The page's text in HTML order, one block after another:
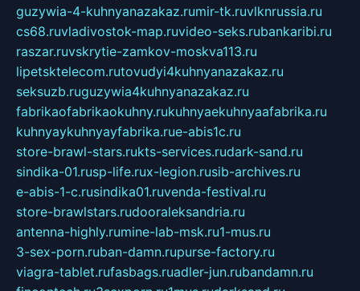
guzywia-4-kuhnyanazakaz.rumir-tk.ruvlknrussia.ru
cs68.ruvladivostok-map.ruvideo-seks.rubankaribi.ru
raszar.ruvskrytie-zamkov-moskva113.ru
lipetsktelecom.rutovudyi4kuhnyanazakaz.ru
seksuzb.ruguzywia4kuhnyanazakaz.ru
fabrikaofabrikaokuhny.rukuhnyaekuhnyaafabrika.ru
kuhnyaykuhnyayfabrika.rue-abis1c.ru
store-brawl-stars.rukts-services.rudark-sand.ru
sindika-01.rusp-life.rux-legion.rusib-archives.ru
e-abis-1-c.rusindika01.ruvenda-festival.ru
store-brawlstars.rudooraleksandria.ru
antenna-highly.rumine-lab-msk.ru1-mus.ru
3-sex-porn.ruban-damn.rupurse-factory.ru
viagra-tablet.rufasbags.ruadler-jun.rubandamn.ru